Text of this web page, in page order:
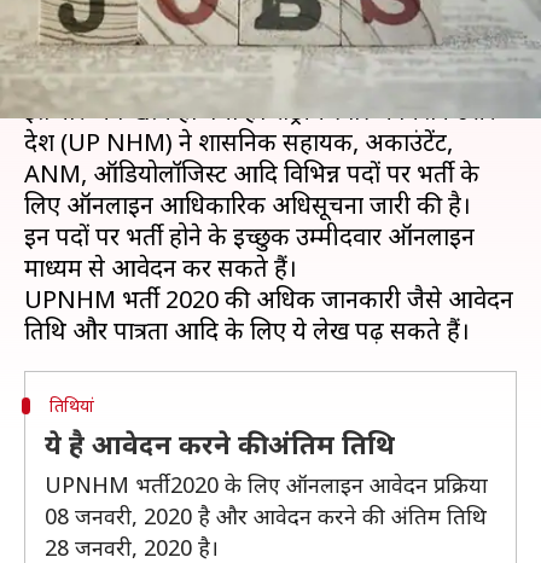
क्या है खबर?
उत्तर प्रदेश में सरकारी नौकरी की तलाश करने वालों का
इंतजार अब खत्म हो गया है। राष्ट्रीय स्वास्थ्य मिशन उत्तर
प्रदेश (UP NHM) ने प्रशासनिक सहायक, अकाउंटेंट,
ANM, ऑडियोलॉजिस्ट आदि विभिन्न पदों पर भर्ती के
लिए ऑनलाइन आधिकारिक अधिसूचना जारी की है।
इन पदों पर भर्ती होने के इच्छुक उम्मीदवार ऑनलाइन
माध्यम से आवेदन कर सकते हैं।
UPNHM भर्ती 2020 की अधिक जानकारी जैसे आवेदन
तिथियां
ये है आवेदन करने की अंतिम तिथि
UPNHM भर्ती 2020 के लिए ऑनलाइन आवेदन प्रक्रिया
08 जनवरी, 2020 है और आवेदन करने की अंतिम तिथि
28 जनवरी, 2020 है।